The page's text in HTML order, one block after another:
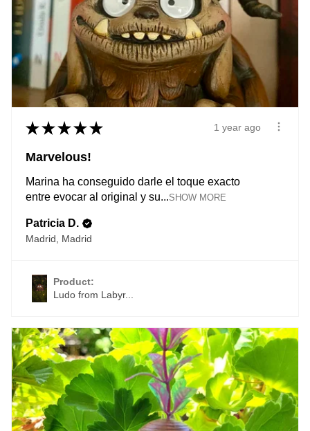
★ ★ ★ ★ ★ 1 year ago
Marvelous!
Marina ha conseguido darle el toque exacto
entre evocar al original y su...SHOW MORE
Patricia D.
Madrid, Madrid
Product:
Ludo from Labyr...